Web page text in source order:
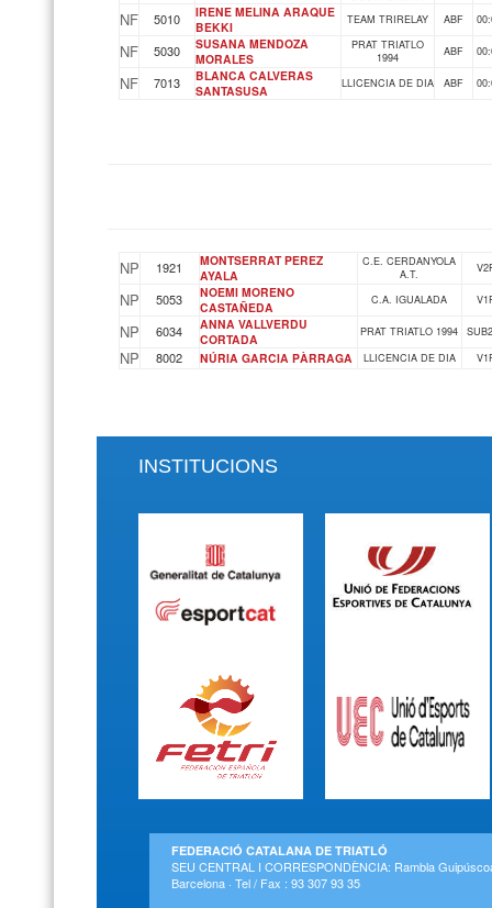
NF 5010
IRENE MELINA ARAQUE
BEKKI
TEAM TRIRELAY ABF
NF 5030
SUSANA MENDOZA
MORALES
PRAT TRIATLO
1994
ABF
NF 7013
BLANCA CALVERAS
SANTASUSA
LLICENCIA DE DIA ABF
NP 1921
MONTSERRAT PEREZ
AYALA
C.E. CERDANYOLA
A.T.
NP 5053
NOEMI MORENO
CASTAÑEDA
C.A. IGUALADA
NP 6034
ANNA VALLVERDU
CORTADA
PRAT TRIATLO 1994
NP 8002 NÚRIA GARCIA PÀRRAGA LLICENCIA DE DIA
INSTITUCIONS
FEDERACIÓ CATALANA DE TRIATLÓ
SEU CENTRAL I CORRESPONDÈNCIA: Rambla
Barcelona · Tel / Fax : 93 307 93 35